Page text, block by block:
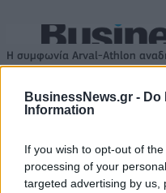
BusinessNews.gr - Do
Information
If you wish to opt-out of
processing of your
targeted advertising by us,
Η συμφωνία Arval-Athlon
VW: Η δύσκολη εξίσωση της